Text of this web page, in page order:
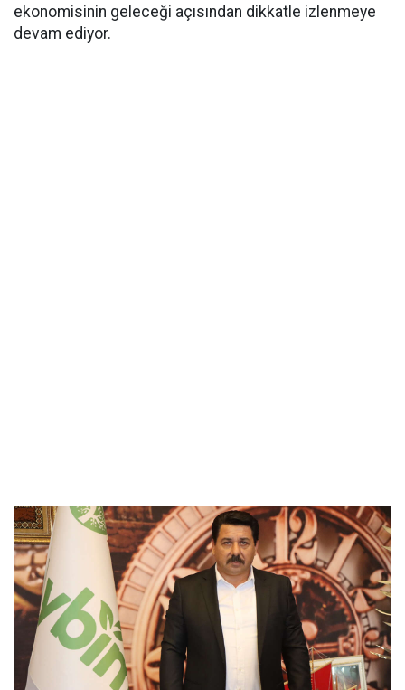
ekonomisinin geleceği açısından dikkatle izlenmeye
devam ediyor.